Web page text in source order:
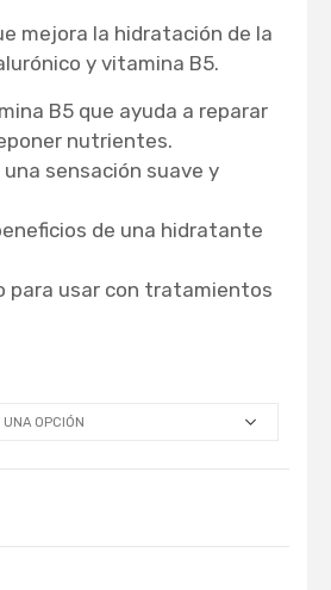
mejora la hidratación de la
y vitamina B5.
B5 que ayuda a reparar
nutrientes.
una sensación suave y
de una hidratante
para usar con tratamientos